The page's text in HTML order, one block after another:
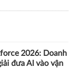
2026: Doanh
đưa AI vào vận